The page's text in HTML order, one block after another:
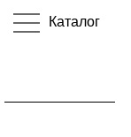
Каталог